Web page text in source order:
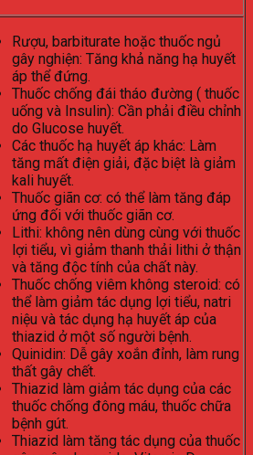
Rượu, barbiturate hoặc thuốc ngủ
gây nghiện: Tăng khả năng hạ huyết
áp thể đứng.
Thuốc chống đái tháo đường ( thuốc
uống và Insulin): Cần phải điều chỉnh
do Glucose huyết.
Các thuốc hạ huyết áp khác: Làm
tăng mất điện giải, đặc biệt là giảm
kali huyết.
Thuốc giãn cơ: có thể làm tăng đáp
ứng đối với thuốc giãn cơ.
Lithi: không nên dùng cùng với thuốc
lợi tiểu, vì giảm thanh thải lithi ở thận
và tăng độc tính của chất này.
Thuốc chống viêm không steroid: có
thể làm giảm tác dụng lợi tiểu, natri
niệu và tác dụng hạ huyết áp của
thiazid ở một số người bệnh.
Quinidin: Dễ gây xoắn đỉnh, làm rung
thất gây chết.
Thiazid làm giảm tác dụng của các
thuốc chống đông máu, thuốc chữa
bệnh gút.
Thiazid làm tăng tác dụng của thuốc